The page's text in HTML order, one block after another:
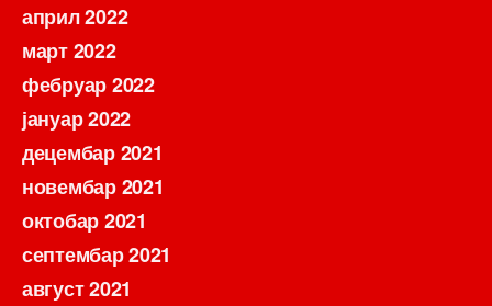
април 2022
март 2022
фебруар 2022
јануар 2022
децембар 2021
новембар 2021
октобар 2021
септембар 2021
август 2021